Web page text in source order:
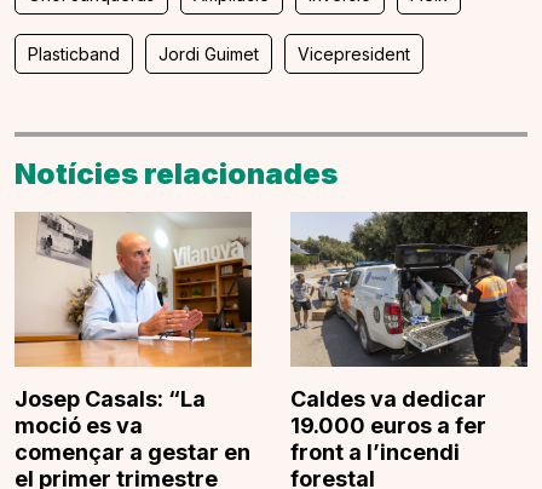
Plasticband Jordi Guimet Vicepresident
Notícies relacionades
Josep Casals: “La
moció es va
començar a gestar en
el primer trimestre
Caldes va dedicar
19.000 euros a fer
front a l’incendi
forestal